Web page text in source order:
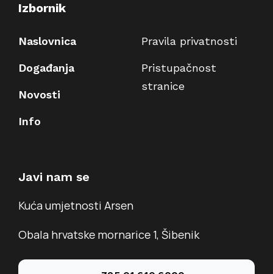
Izbornik
Naslovnica
Događanja
Novosti
Info
Pravila privatnosti
Pristupačnost
stranice
Javi nam se
Kuća umjetnosti Arsen
Obala hrvatske mornarice 1, Šibenik